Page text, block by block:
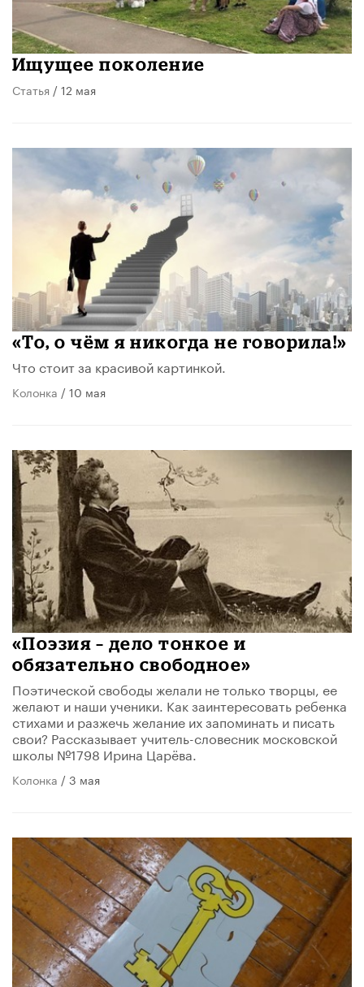
Ищущее поколение
Статья / 12 мая
«То, о чём я никогда не говорила!»
Что стоит за красивой картинкой.
Колонка / 10 мая
«Поэзия – дело тонкое и
обязательно свободное»
Поэтической свободы желали не только творцы, ее
желают и наши ученики. Как заинтересовать ребенка
стихами и разжечь желание их запоминать и писать
свои? Рассказывает учитель-словесник московской
школы №1798 Ирина Царёва.
Колонка / 3 мая